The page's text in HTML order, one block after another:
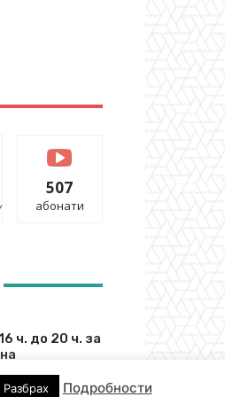
Разбрах Подробности